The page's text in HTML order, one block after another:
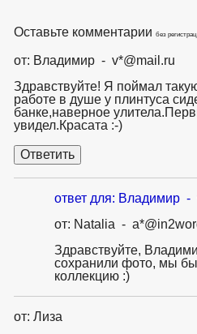
Оставьте комментарии без
от: Владимир - v*@mail.ru
Здравствуйте! Я поймал
работе в душе у плинтуса
банке,наверное
увидел.Красата :-)
ответ для: Владимир -
от: Natalia -
Здравствуйте,
сохранили фото, мы
коллекцию :)
от: Лиза